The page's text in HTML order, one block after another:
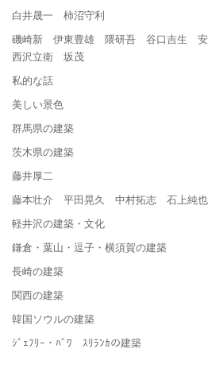
白井晟一 柿沼守利
磯崎新 伊東豊雄 隈研吾 谷口吉生
西沢立衛 坂茂
私的な話
美しい景色
群馬県の建築
茨木県の建築
藤井厚二
藤本壮介 平田晃久 中村拓志 石上純也
軽井沢の建築・文化
鎌倉・葉山・逗子・横須賀の建築
長崎の建築
関西の建築
韓国ソウルの建築
ｼﾞｪﾌﾘｰ・ﾊﾞﾜ ｽﾘﾗﾝｶの建築